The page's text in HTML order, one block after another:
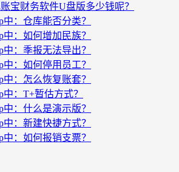
宝财务软件U盘版多少钱呢？
中：仓库能否分类？
中：如何增加民族？
中：季报无法导出？
中：如何停用员工？
中：怎么恢复账套？
中：T+暂估方式？
中：什么是演示版？
中：新建快捷方式？
中：如何报销支票？